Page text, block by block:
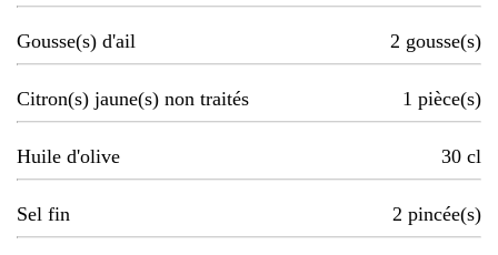
Gousse(s) d'ail 2 gousse(s)
Citron(s) jaune(s) non traités 1 pièce(s)
Huile d'olive 30 cl
Sel fin 2 pincée(s)